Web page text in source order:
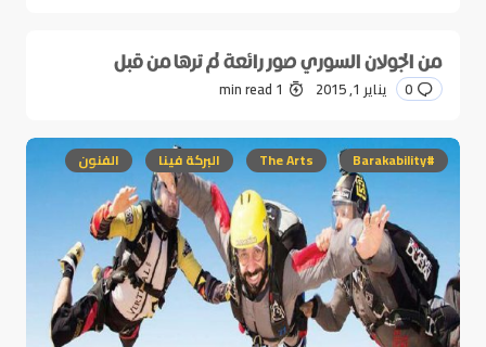
من الجولان السوري صور رائعة لم ترها من قبل
0 يناير 1, 2015 1 min read
#Barakability
The Arts البركة فينا الفنون